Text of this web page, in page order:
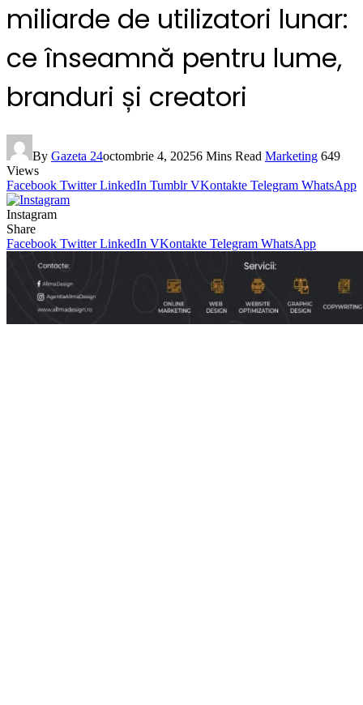
miliarde de utilizatori lunar:
ce înseamnă pentru lume,
branduri și creatori
By Gazeta 24octombrie 4, 20256 Mins Read Marketing 649
Views
Facebook Twitter LinkedIn Tumblr VKontakte Telegram WhatsApp
Instagram
Share
Facebook Twitter LinkedIn VKontakte Telegram WhatsApp